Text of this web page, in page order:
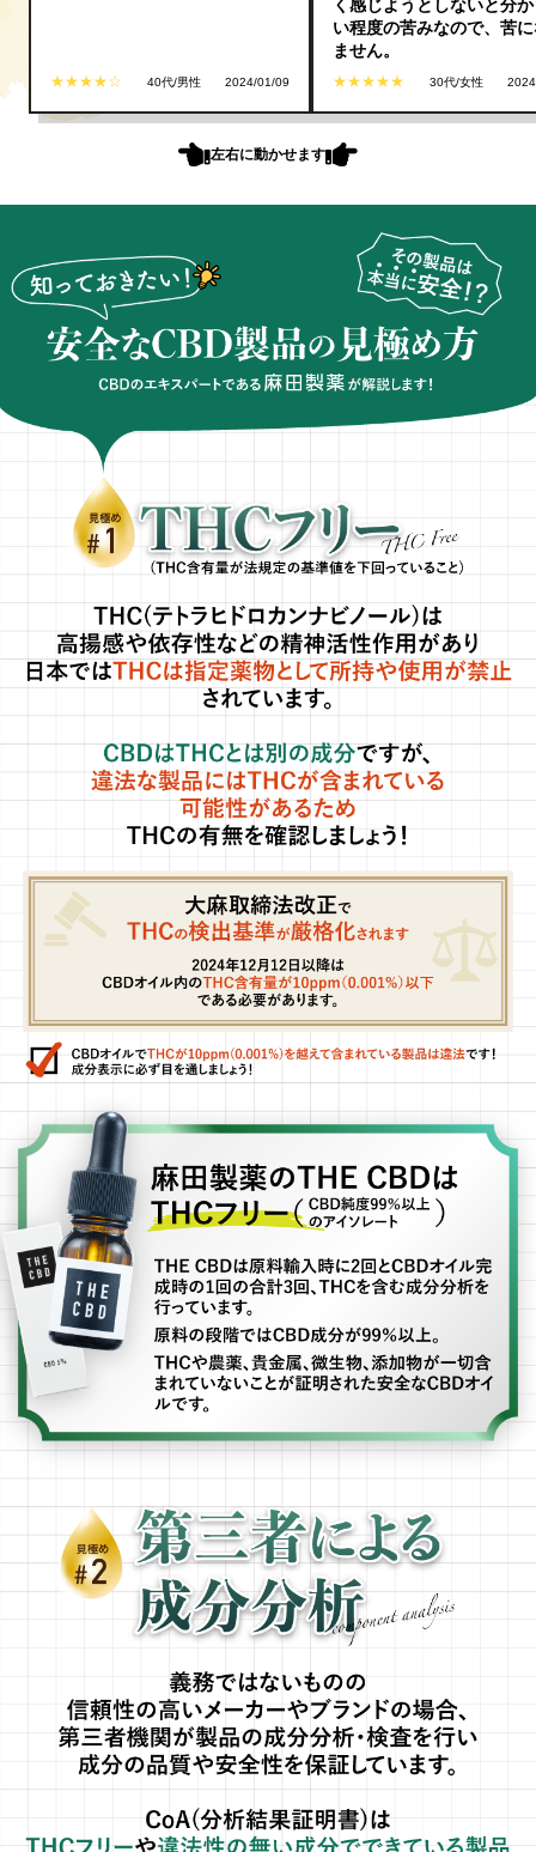
★★★★☆ 40代/男性 2024/01/09
く感じようとしないと分
い程度の苦みなので、苦
ません。
★★★★★ 30代/女性
左右に動かせます